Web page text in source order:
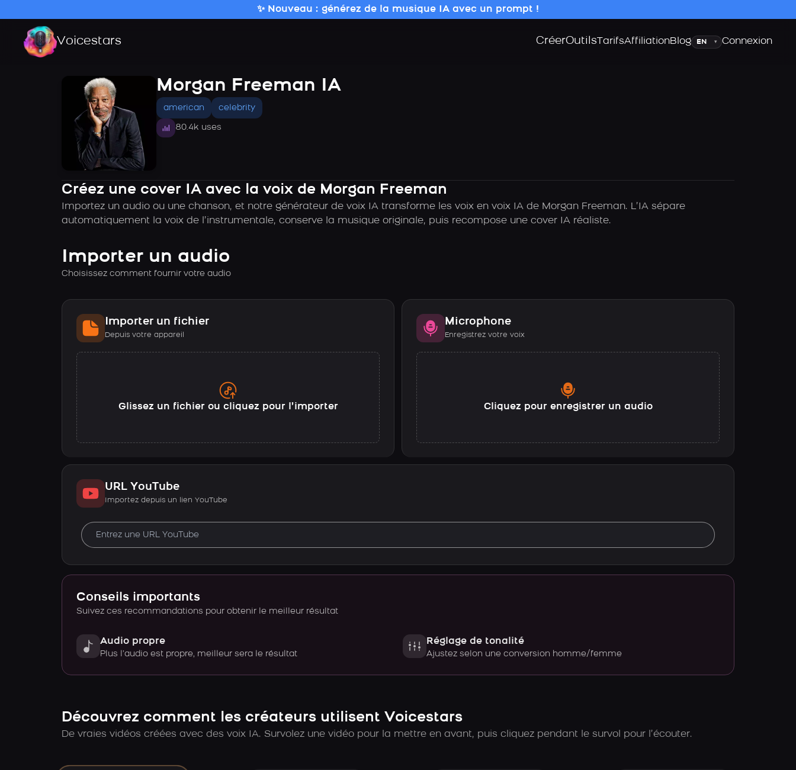
✨ Nouveau : générez de la musique IA avec un prompt !
Voicestars CréerOutils TarifsAffiliationBlogLangue
▾ Connexion
Morgan Freeman IA
american celebrity
80.4k uses
Créez une cover IA avec la voix de Morgan Freeman
Importez un audio ou une chanson, et notre générateur de voix IA transforme les voix en voix IA de Morgan Freeman. L’IA sépare
automatiquement la voix de l’instrumentale, conserve la musique originale, puis recompose une cover IA réaliste.
Importer un audio
Choisissez comment fournir votre audio
Importer un fichier
Depuis votre appareil
Glissez un fichier ou cliquez pour l’importer
Microphone
Enregistrez votre voix
Cliquez pour enregistrer un audio
URL YouTube
Importez depuis un lien YouTube
Conseils importants
Suivez ces recommandations pour obtenir le meilleur résultat
Audio propre
Plus l’audio est propre, meilleur sera le résultat
Réglage de tonalité
Ajustez selon une conversion homme/femme
Découvrez comment les créateurs utilisent Voicestars
De vraies vidéos créées avec des voix IA. Survolez une vidéo pour la mettre en avant, puis cliquez pendant le survol pour l’écouter.